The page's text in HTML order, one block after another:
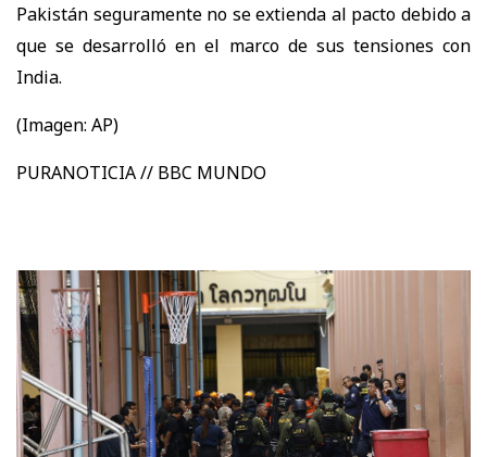
Pakistán seguramente no se extienda al pacto debido a
que se desarrolló en el marco de sus tensiones con
India.
(Imagen: AP)
PURANOTICIA // BBC MUNDO